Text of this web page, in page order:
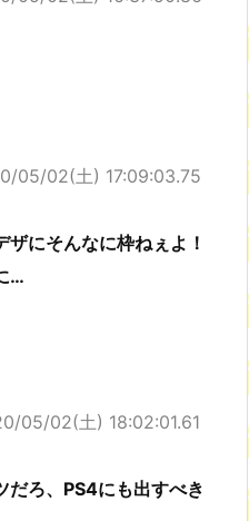
05/02(土) 17:09:03.75
にそんなに枠ねぇよ！
…
05/02(土) 18:02:01.61
だろ、PS4にも出すべき